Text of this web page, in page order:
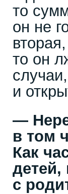
то
он не
то он
и
—
в том
Как
детей,
с